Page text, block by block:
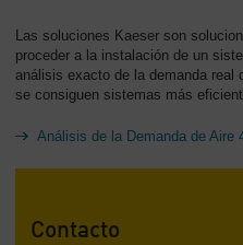
Las soluciones Kaeser son
proceder a la instalación de un
análisis exacto de la demanda real
se consiguen sistemas más
Análisis de la Demanda de Aire
Contacto